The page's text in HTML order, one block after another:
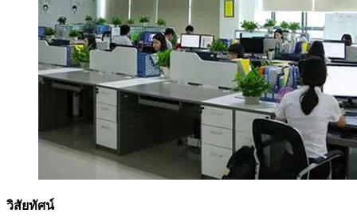
วิสัยทัศน์